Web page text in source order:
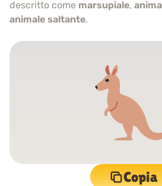
descritto come marsupiale,
animale saltante.
Copia